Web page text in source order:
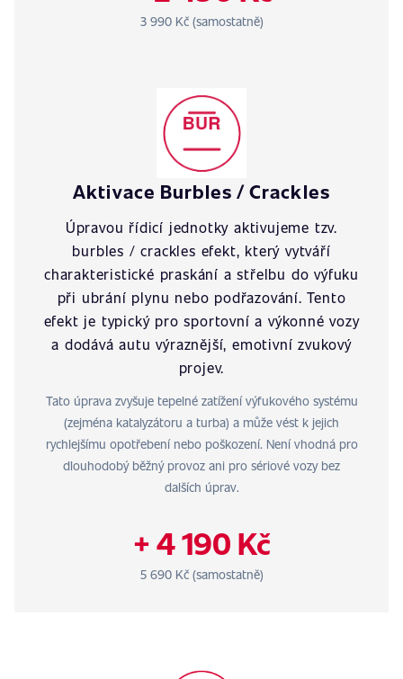
3 990 Kč (samostatně)
Aktivace Burbles / Crackles
Úpravou řídicí jednotky aktivujeme tzv.
burbles / crackles efekt, který vytváří
charakteristické praskání a střelbu do výfuku
při ubrání plynu nebo podřazování. Tento
efekt je typický pro sportovní a výkonné vozy
a dodává autu výraznější, emotivní zvukový
projev.
Tato úprava zvyšuje tepelné zatížení výfukového systému
(zejména katalyzátoru a turba) a může vést k jejich
rychlejšímu opotřebení nebo poškození. Není vhodná pro
dlouhodobý běžný provoz ani pro sériové vozy bez
dalších úprav.
+ 4 190 Kč
5 690 Kč (samostatně)